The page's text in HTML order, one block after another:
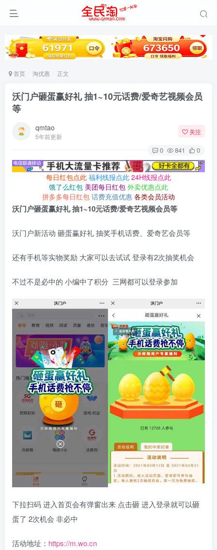
首页 淘优惠 正文
沃门户砸蛋赢好礼 抽1~10元话费/爱奇艺视频会员
等
qmtao
5年前更新
关注
0 841 0
每日红包点此 福利线报点此 24H线报点此
饿了么红包 美团每日红包 外卖优惠点此
拼多多每日红包 话费充值优惠 各类会员活动
沃门户砸蛋赢好礼 抽1~10元话费/爱奇艺视频会员等
沃门户新活动 砸蛋赢好礼 抽奖手机话费、爱奇艺会员等
还有手机等实物奖励 大家可以去试试 登录有2次抽奖机会
不过不是必中的 小编中了积分 三网都可以登录参加
下拉扫码 进入首页会有弹窗出来 点击砸 进入登录就可以砸
蛋了 2次机会 非必中
活动地址： https://m.wo.cn